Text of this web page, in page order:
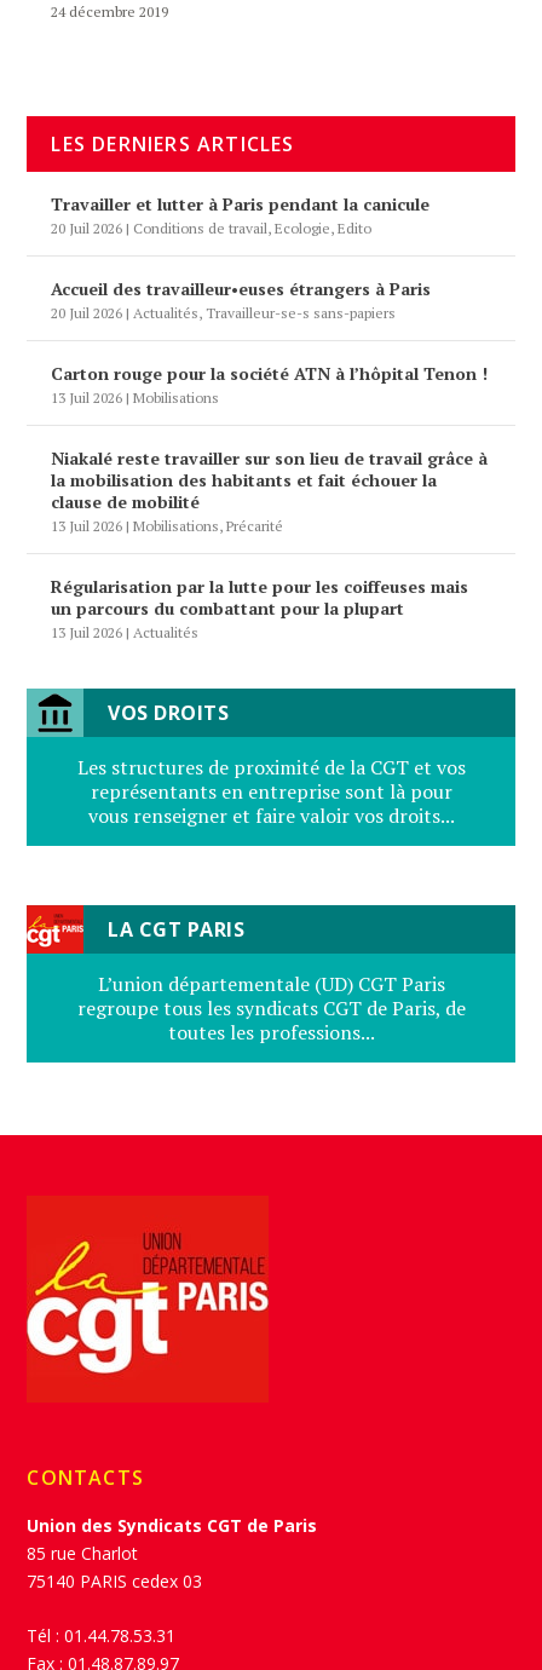
24 décembre 2019
LES DERNIERS ARTICLES
Travailler et lutter à Paris pendant la canicule
20 Juil 2026 | Conditions de travail,Ecologie,Edito
Accueil des travailleur•euses étrangers à Paris
20 Juil 2026 | Actualités, Travailleur-se-s sans-papiers
Carton rouge pour la société ATN à l’hôpital Tenon !
13 Juil 2026 |Mobilisations
Niakalé reste travailler sur son lieu de travail grâce à
la mobilisation des habitants et fait échouer la
clause de mobilité
13 Juil 2026 |Mobilisations,Précarité
Régularisation par la lutte pour les coiffeuses mais
un parcours du combattant pour la plupart
13 Juil 2026 | Actualités
VOS DROITS
Les structures de proximité de la CGT et vos
représentants en entreprise sont là pour
vous renseigner et faire valoir vos droits...
LA CGT PARIS
L’union départementale (UD) CGT Paris
regroupe tous les syndicats CGT de Paris, de
toutes les professions...
CONTACTS
Union des Syndicats CGT de Paris
85 rue Charlot
75140 PARIS cedex 03
Tél : 01.44.78.53.31
Fax : 01.48.87.89.97